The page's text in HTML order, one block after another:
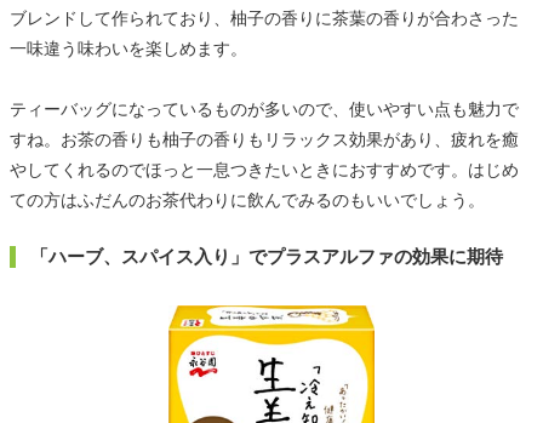
ブレンドして作られており、柚子の香りに茶葉の香りが合わさった
一味違う味わいを楽しめます。
ティーバッグになっているものが多いので、使いやすい点も魅力で
すね。お茶の香りも柚子の香りもリラックス効果があり、疲れを癒
やしてくれるのでほっと一息つきたいときにおすすめです。はじめ
ての方はふだんのお茶代わりに飲んでみるのもいいでしょう。
「ハーブ、スパイス入り」でプラスアルファの効果に期待